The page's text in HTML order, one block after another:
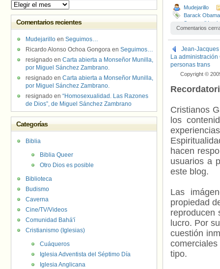
Mudejarillo
Barack Obama
Stonewall Inn
Comentarios
Jean-
La
personas trans
Copyright ©
Cristianos
los
hacen
usuarios a
este blog.
Las
propiedad
reproducen
lucro. Por
cuestión
tipo.
Archivos
Comentarios recientes
Mudejarillo en Seguimos…
Ricardo Alonso Ochoa Gongora en Seguimos…
resignado en Carta abierta a Monseñor Munilla,
por Miguel Sánchez Zambrano.
resignado en Carta abierta a Monseñor Munilla,
por Miguel Sánchez Zambrano.
resignado en “Homosexualidad. Las Razones
de Dios”, de Miguel Sánchez Zambrano
Categorías
Biblia
Biblia Queer
Otro Dios es posible
Biblioteca
Budismo
Caverna
Cine/TV/Videos
Comunidad Bahá'í
Cristianismo (Iglesias)
Cuáqueros
Iglesia Adventista del Séptimo Día
Iglesia Anglicana